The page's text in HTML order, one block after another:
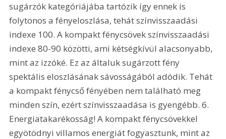
sugárzók kategóriájába tartózik így ennek is
folytonos a fényeloszlása, tehát színvisszaadási
indexe 100. A kompakt fénycsövek színvisszaadási
indexe 80-90 közötti, ami kétségkívül alacsonyabb,
mint az izzóké. Ez az általuk sugárzott fény
spektális eloszlásának sávosságából adódik. Tehát
a kompakt fénycső fényében nem található meg
minden szín, ezért színvisszaadása is gyengébb. 6.
Energiatakarékosság! A kompakt fénycsövekkel
egyötödnyi villamos energiát fogyasztunk, mint az